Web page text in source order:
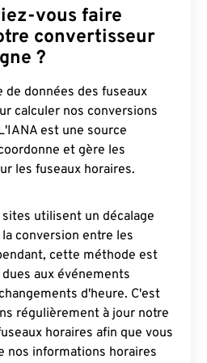
vous faire
convertisseur
?
de données des fuseaux
calculer nos conversions
est une source
et gère les
les fuseaux horaires.
utilisent un décalage
conversion entre les
cette méthode est
aux événements
d'heure. C'est
régulièrement à jour notre
horaires afin que vous
nos informations horaires